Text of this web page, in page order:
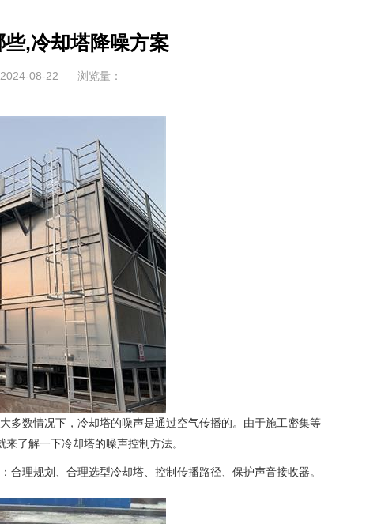
,冷却塔降噪方案
08-22 浏览量：
数情况下，冷却塔的噪声是通过空气传播的。由于施工密集等
了解一下冷却塔的噪声控制方法。
理规划、合理选型冷却塔、控制传播路径、保护声音接收器。